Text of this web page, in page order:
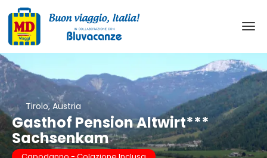
Tirolo, Austria
Gasthof Pension Altwirt***
Sachsenkam